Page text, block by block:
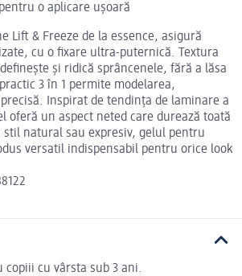
o aplicare ușoară
Lift & Freeze de la essence, asigură
cu o fixare ultra-puternică. Textura
și ridică sprâncenele, fără a lăsa
3 în 1 permite modelarea,
Inspirat de tendința de laminare a
oferă un aspect neted care durează toată
stil natural sau expresiv, gelul pentru
versatil indispensabil pentru orice look
cu vârsta sub 3 ani.